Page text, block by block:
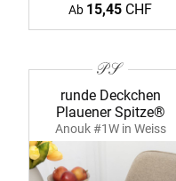
Ab 15,45 CHF
runde Deckchen
Plauener Spitze®
Anouk #1W in Weiss
39384 ecru